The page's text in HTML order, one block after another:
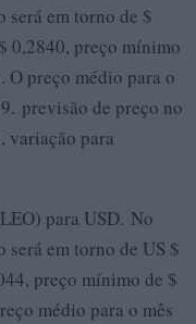
será em torno de $
0,2840, preço mínimo
O preço médio para o
previsão de preço no
variação para
para USD. No
em torno de US $
preço mínimo de $
médio para o mês